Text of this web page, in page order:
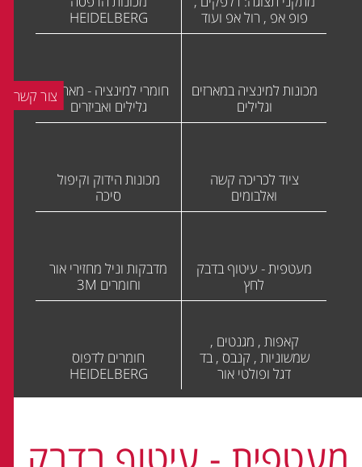
פופ אפ , רול אפ ועוד
HEIDELBERG
מכונות למינציה במארזים
וגלילים
חומרי למינציה - מארזים
גלילים ואביזרים
ציוד לכריכה קשה
ואלבומים
מכונות הידוק וקיפול
סיכה
מעטפית - עיטוף בדבק
לחץ
מדבקות וניל מחזירי אור
וחומרים 3M
קאפות , מגנטים ,
שמשוניות , קנבס , בד
דגל ופולטי אור
חומרים לדפוס
HEIDELBERG
צור קשר